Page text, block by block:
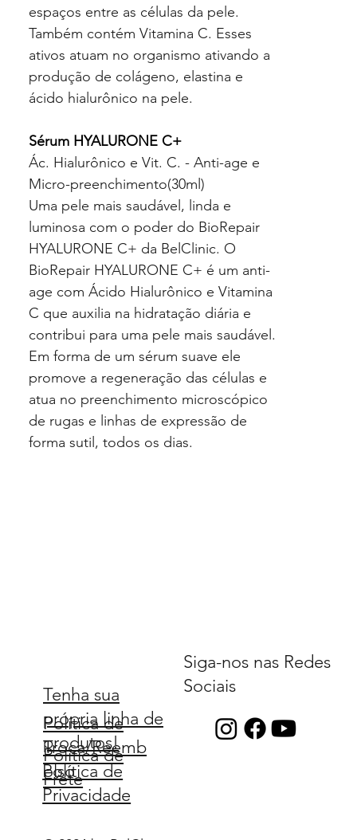
espaços entre as células da pele.
Também contém Vitamina C. Esses
ativos atuam no organismo ativando a
produção de colágeno, elastina e
ácido hialurônico na pele.
Sérum HYALURONE C+
Ác. Hialurônico e Vit. C. - Anti-age e
Micro-preenchimento(30ml)
Uma pele mais saudável, linda e
luminosa com o poder do BioRepair
HYALURONE C+ da BelClinic. O
BioRepair HYALURONE C+ é um anti-
age com Ácido Hialurônico e Vitamina
C que auxilia na hidratação diária e
contribui para uma pele mais saudável.
Em forma de um sérum suave ele
promove a regeneração das células e
atua no preenchimento microscópico
de rugas e linhas de expressão de
forma sutil, todos os dias.
Política de
Frete
Política de
Privacidade
Política de
Troca/Reemb
olso
Siga-nos nas Redes
Sociais
Tenha sua
própria linha de
produtos!